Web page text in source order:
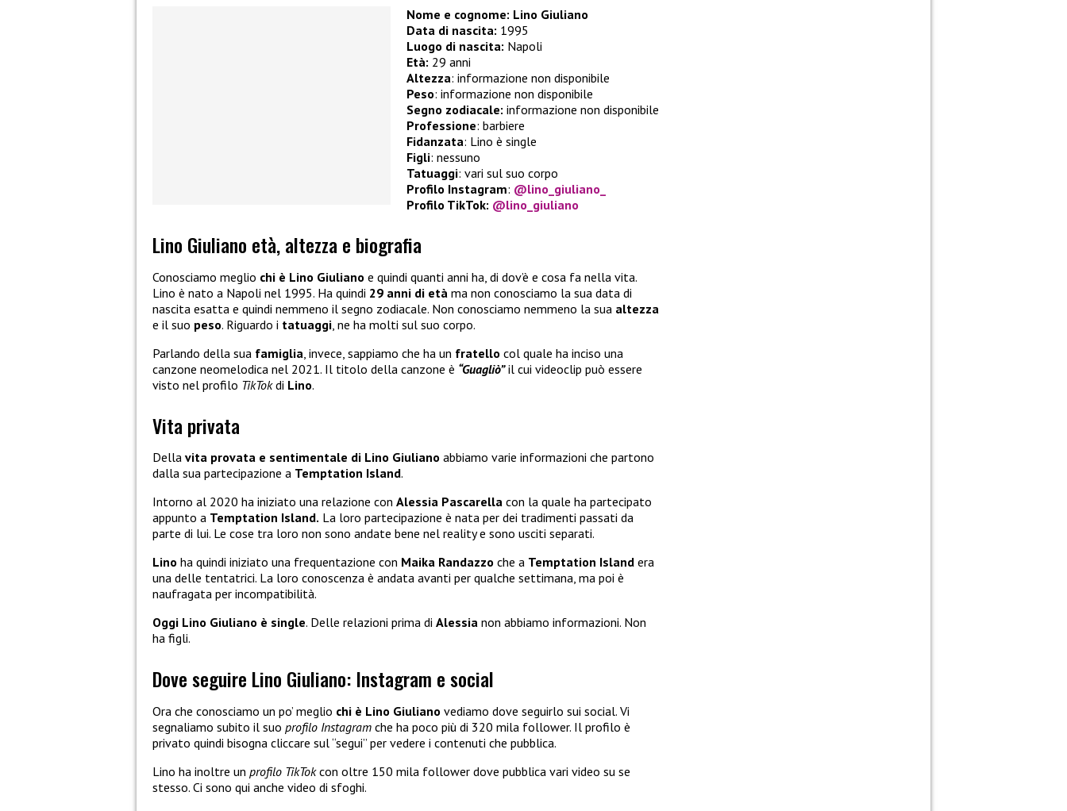
Nome e cognome: Lino Giuliano
Data di nascita: 1995
Luogo di nascita: Napoli
Età: 29 anni
Altezza: informazione non disponibile
Peso: informazione non disponibile
Segno zodiacale: informazione non disponibile
Professione: barbiere
Fidanzata: Lino è single
Figli: nessuno
Tatuaggi: vari sul suo corpo
Profilo Instagram: @lino_giuliano_
Profilo TikTok: @lino_giuliano
Lino Giuliano età, altezza e biografia
Conosciamo meglio chi è Lino Giuliano e quindi quanti anni ha, di dov’è e cosa fa nella vita.
Lino è nato a Napoli nel 1995. Ha quindi 29 anni di età ma non conosciamo la sua data di
nascita esatta e quindi nemmeno il segno zodiacale. Non conosciamo nemmeno la sua altezza
e il suo peso. Riguardo i tatuaggi, ne ha molti sul suo corpo.
Parlando della sua famiglia, invece, sappiamo che ha un fratello col quale ha inciso una
canzone neomelodica nel 2021. Il titolo della canzone è “Guagliò”il cui videoclip può essere
visto nel profilo TikTokdi Lino.
Vita privata
Della vita provata e sentimentale di Lino Giuliano abbiamo varie informazioni che partono
dalla sua partecipazione a Temptation Island.
Intorno al 2020 ha iniziato una relazione con Alessia Pascarella con la quale ha partecipato
appunto a Temptation Island. La loro partecipazione è nata per dei tradimenti passati da
parte di lui. Le cose tra loro non sono andate bene nel reality e sono usciti separati.
Lino ha quindi iniziato una frequentazione con Maika Randazzo che a Temptation Island era
una delle tentatrici. La loro conoscenza è andata avanti per qualche settimana, ma poi è
naufragata per incompatibilità.
Oggi Lino Giuliano è single. Delle relazioni prima di Alessia non abbiamo informazioni. Non
ha figli.
Dove seguire Lino Giuliano: Instagram e social
Ora che conosciamo un po’ meglio chi è Lino Giuliano vediamo dove seguirlo sui social. Vi
segnaliamo subito il suo profilo Instagram che ha poco più di 320 mila follower. Il profilo è
privato quindi bisogna cliccare sul “segui” per vedere i contenuti che pubblica.
Lino ha inoltre un profilo TikTokcon oltre 150 mila follower dove pubblica vari video su se
stesso. Ci sono qui anche video di sfoghi.